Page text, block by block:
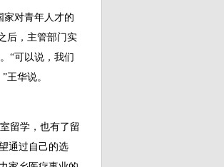
对青年人才的
后，主管部门实
“可以说，我们
华说。
留学，也有了留
通过自己的选